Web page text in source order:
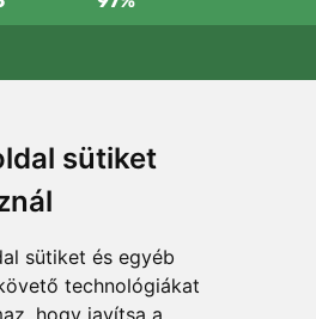
sütiket
sütiket és egyéb
technológiákat
hogy javítsa a
összeg felett: 80 EUR
és visszaküldés
belül bármikor visszaküldheti vagy
ot
ültetünk egy fát! Bővebben